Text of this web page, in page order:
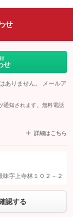
せ
せ
ありません。 メールア
通知されます。無料電話
詳細はこちら
「許可する」ボタンを押
せを
字上寺林１０２－２
認する